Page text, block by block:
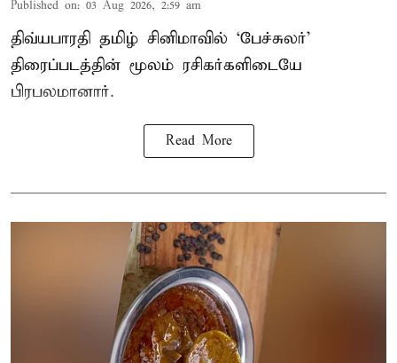
Published on: 03 Aug 2026, 2:59 am
திவ்யபாரதி தமிழ் சினிமாவில் ‘பேச்சுலர்’
திரைப்படத்தின் மூலம் ரசிகர்களிடையே
பிரபலமானார்.
Read More